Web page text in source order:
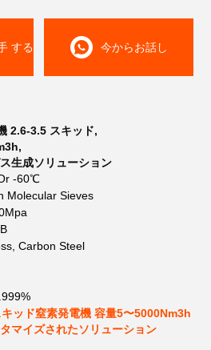
する 今からお話し
2.6-3.5 スキッド,
,
生成ソリューション
-60℃
Molecular Sieves
Carbon Steel
ッド窒素発電機 容量5〜5000Nm3h
マイズされたソリューション